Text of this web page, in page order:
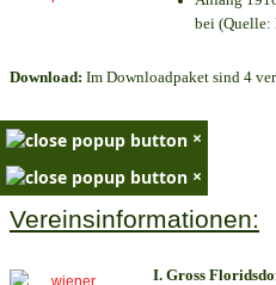
bei (Quelle:
Download: Im Downloadpaket sind 4
×
×
Vereinsinformationen:
I. Gross